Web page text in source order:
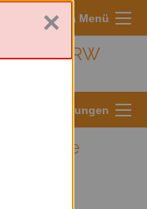
Sympa Menü
NRW
Listeneinstellungen
×